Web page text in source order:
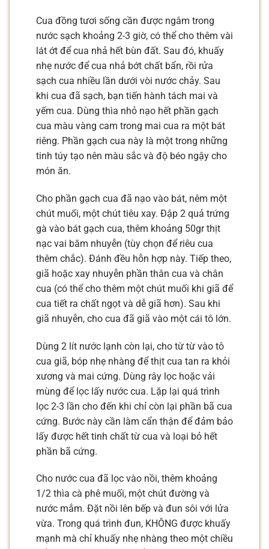
Cua đồng tươi sống cần được ngâm trong
nước sạch khoảng 2-3 giờ, có thể cho thêm vài
lát ớt để cua nhả hết bùn đất. Sau đó, khuấy
nhẹ nước để cua nhả bớt chất bẩn, rồi rửa
sạch cua nhiều lần dưới vòi nước chảy. Sau
khi cua đã sạch, bạn tiến hành tách mai và
yếm cua. Dùng thìa nhỏ nạo hết phần gạch
cua màu vàng cam trong mai cua ra một bát
riêng. Phần gạch cua này là một trong những
tinh túy tạo nên màu sắc và độ béo ngậy cho
món ăn.
Cho phần gạch cua đã nạo vào bát, nêm một
chút muối, một chút tiêu xay. Đập 2 quả trứng
gà vào bát gạch cua, thêm khoảng 50gr thịt
nạc vai băm nhuyễn (tùy chọn để riêu cua
thêm chắc). Đánh đều hỗn hợp này. Tiếp theo,
giã hoặc xay nhuyễn phần thân cua và chân
cua (có thể cho thêm một chút muối khi giã để
cua tiết ra chất ngọt và dễ giã hơn). Sau khi
giã nhuyễn, cho cua đã giã vào một cái tô lớn.
Dùng 2 lít nước lạnh còn lại, cho từ từ vào tô
cua giã, bóp nhẹ nhàng để thịt cua tan ra khỏi
xương và mai cứng. Dùng rây lọc hoặc vải
mùng để lọc lấy nước cua. Lặp lại quá trình
lọc 2-3 lần cho đến khi chỉ còn lại phần bã cua
cứng. Bước này cần làm cẩn thận để đảm bảo
lấy được hết tinh chất từ cua và loại bỏ hết
phần bã cứng.
Cho nước cua đã lọc vào nồi, thêm khoảng
1/2 thìa cà phê muối, một chút đường và
nước mắm. Đặt nồi lên bếp và đun sôi với lửa
vừa. Trong quá trình đun, KHÔNG được khuấy
mạnh mà chỉ khuấy nhẹ nhàng theo một chiều